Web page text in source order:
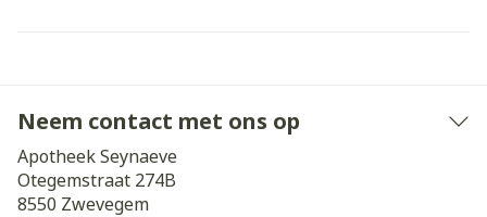
Neem contact met ons op
Apotheek Seynaeve
Otegemstraat 274B
8550 Zwevegem